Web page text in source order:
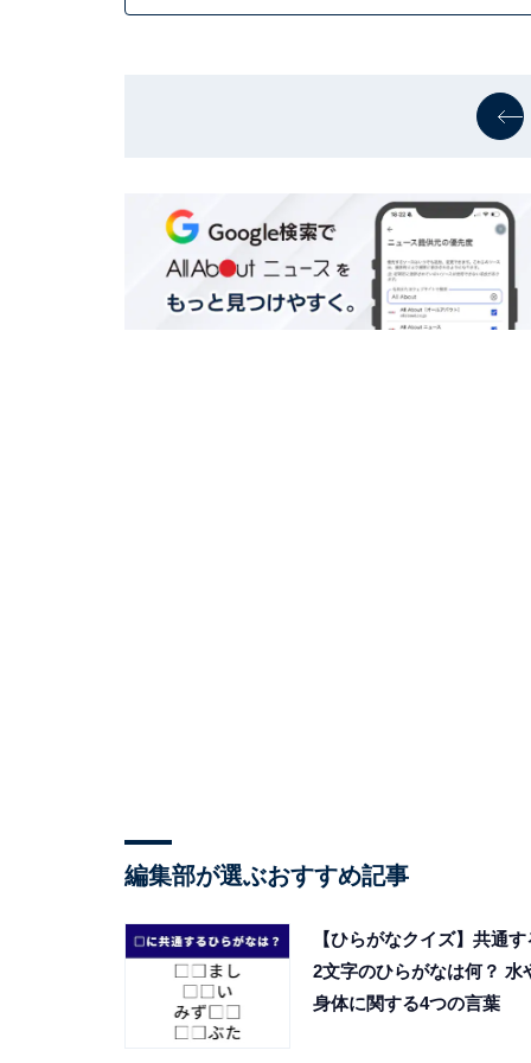
編集部が選ぶおすすめ記事
【ひらがなクイズ】共通す
2文字のひらがなは何？ 水
身体に関する4つの言葉